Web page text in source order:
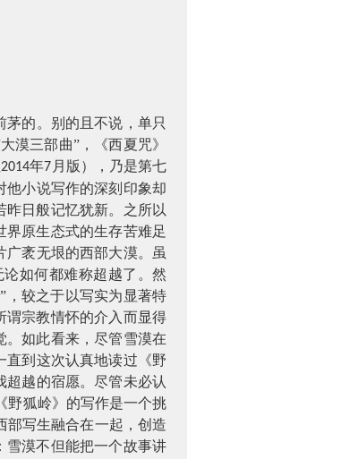
的。别的且不说，单只
漠三部曲”，《西夏咒》
2014年7 月版），乃是第七
他小说写作的深刻印象却
昨日般记忆犹新。之所以
界原生态式的生存苦难足
袤无垠的西部大漠。虽
如何都难称超越了。然
，较之于以写实为显著特
谓宗教情怀的介入而显得
。如此看来，尽管雪漠在
直到这次认真地读过《野
越的宿愿。尽管未必认
野狐岭》的写作是一个挑
部写生融合在一起，创造
雪漠不但能把一个故事讲